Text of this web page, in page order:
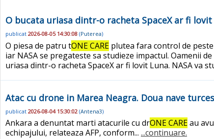
O bucata uriasa dintr-o racheta SpaceX ar fi
publicat 2026-08-05 14:30:08 (Puterea)
O piesa de patru tONE CARE plutea fara control de
iar NASA se pregateste sa studieze impactul. Oamenii
uriasa dintr-o racheta SpaceX ar fi lovit Luna. NASA va
Atac cu drone in Marea Neagra. Doua nave
publicat 2026-08-04 15:30:02 (Antena3)
Ankara a denuntat marti atacurile cu drONE CAREau
echipajului, relateaza AFP, conform... ...continuare.